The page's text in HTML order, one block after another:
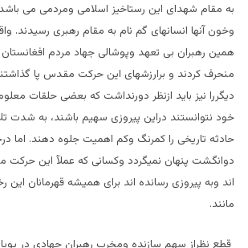
به مقام شهدای این رستاخیز اسلامی ومردمی می
وخون آنها انسانهای گم نام به مقام رهبری رسیدند.
همین رهبران بی تعهد وپوشالی جهاد مردم
منحرف کردند و برارزشهای این حرکت مقدس پا
دیگررا نیز باید ازنظر دورنداشت که بعضی حلقات
خود نتوانستند دراین پیروزی سهیم باشند، به شدت
حادثه تاریخی را کمرنگ وکم اهمیت جلوه دهند. اما
دوانگشت پنهان نمیگردد وکسانی که عملآ این حرکت
اند وبه پیروزی رسانده اند برای همیشه قهرمانان این
مانند.
قطع نظراز سهم سازنده ومخرب رهبران جهادی در